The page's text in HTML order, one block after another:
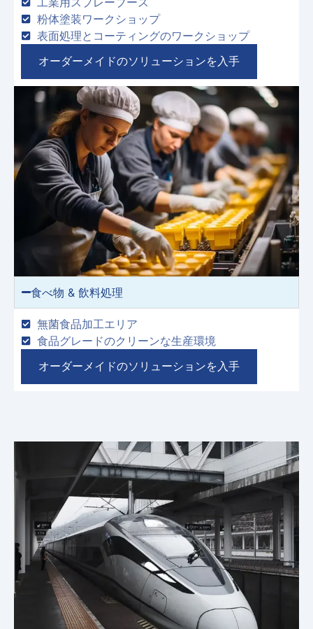
粉体塗装ワークショップ
表面処理とコーティングのワークショップ
オーダーメイドのソリューションを入手
食べ物 & 飲料処理
無菌食品加工エリア
食品グレードのクリーンな生産環境
オーダーメイドのソリューションを入手